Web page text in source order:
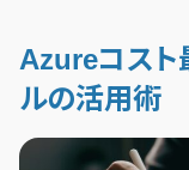
Azureコスト
ルの活用術